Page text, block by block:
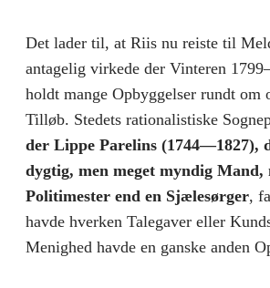
Det lader til, at Riis nu reiste til
antagelig virkede der Vinteren
holdt mange Opbyggelser rundt om
Tilløb. Stedets rationalistiske
der Lippe Parelins (1744—1827),
dygtig, men meget myndig Mand,
Politimester end en Sjælesørger,
havde hverken Talegaver eller
Menighed havde en ganske anden